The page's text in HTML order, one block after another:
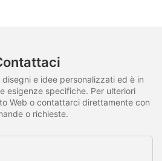
e idee personalizzati ed è in
esigenze specifiche. Per ulteriori
Web o contattarci direttamente con
o richieste.